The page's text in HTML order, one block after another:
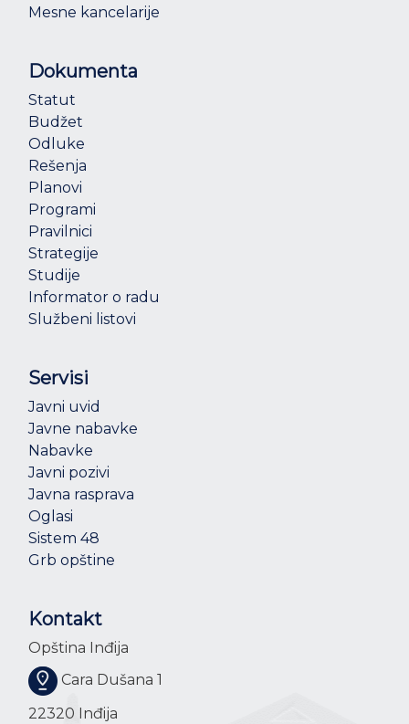
Mesne kancelarije
Dokumenta
Statut
Budžet
Odluke
Rešenja
Planovi
Programi
Pravilnici
Strategije
Studije
Informator o radu
Službeni listovi
Servisi
Javni uvid
Javne nabavke
Nabavke
Javni pozivi
Javna rasprava
Oglasi
Sistem 48
Grb opštine
Kontakt
Opština Inđija
Cara Dušana 1
22320 Inđija